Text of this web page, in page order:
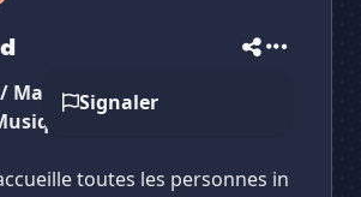
Signaler
Mangas / Corée / Japon /
toutes les personnes in
supprimer ton avis de ce
Supprimer